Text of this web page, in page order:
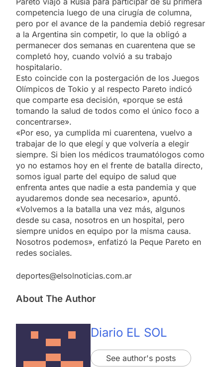
competencia luego de una cirugía de columna,
pero por el avance de la pandemia debió regresar
a la Argentina sin competir, lo que la obligó a
permanecer dos semanas en cuarentena que se
completó hoy, cuando volvió a su trabajo
hospitalario.
Esto coincide con la postergación de los Juegos
Olímpicos de Tokio y al respecto Pareto indicó
que comparte esa decisión, «porque se está
tomando la salud de todos como el único foco a
concentrarse».
«Por eso, ya cumplida mi cuarentena, vuelvo a
trabajar de lo que elegí y que volvería a elegir
siempre. Si bien los médicos traumatólogos como
yo no estamos hoy en el frente de batalla directo,
somos igual parte del equipo de salud que
enfrenta antes que nadie a esta pandemia y que
ayudaremos donde sea necesario», apuntó.
«Volvemos a la batalla una vez más, algunos
desde su casa, nosotros en un hospital, pero
siempre unidos en equipo por la misma causa.
Nosotros podemos», enfatizó la Peque Pareto en
redes sociales.
deportes@elsolnoticias.com.ar
About The Author
Diario EL SOL
See author's posts